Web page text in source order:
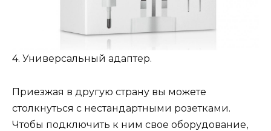
4. Универсальный адаптер.
Приезжая в другую страну вы можете
столкнуться с нестандартными розетками.
Чтобы подключить к ним свое оборудование,